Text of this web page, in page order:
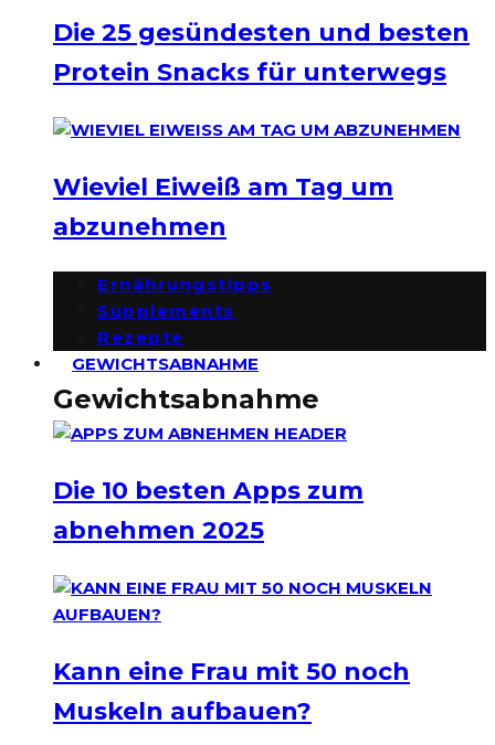
Die 25 gesündesten und besten
Protein Snacks für unterwegs
Wieviel Eiweiß am Tag um
abzunehmen
Ernährungstipps
Supplements
Rezepte
GEWICHTSABNAHME
Gewichtsabnahme
Die 10 besten Apps zum
abnehmen 2025
Kann eine Frau mit 50 noch
Muskeln aufbauen?